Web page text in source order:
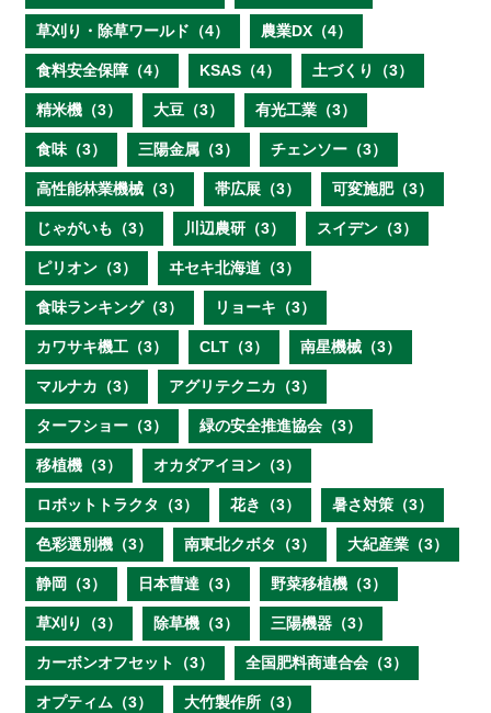
草刈り・除草ワールド（4） 農業DX（4）
食料安全保障（4） KSAS（4） 土づくり（3）
精米機（3） 大豆（3） 有光工業（3）
食味（3） 三陽金属（3） チェンソー（3）
高性能林業機械（3） 帯広展（3） 可変施肥（3）
じゃがいも（3） 川辺農研（3） スイデン（3）
ピリオン（3） ヰセキ北海道（3）
食味ランキング（3） リョーキ（3）
カワサキ機工（3） CLT（3） 南星機械（3）
マルナカ（3） アグリテクニカ（3）
ターフショー（3） 緑の安全推進協会（3）
移植機（3） オカダアイヨン（3）
ロボットトラクタ（3） 花き（3） 暑さ対策（3）
色彩選別機（3） 南東北クボタ（3） 大紀産業（3）
静岡（3） 日本曹達（3） 野菜移植機（3）
草刈り（3） 除草機（3） 三陽機器（3）
カーボンオフセット（3） 全国肥料商連合会（3）
オプティム（3） 大竹製作所（3）